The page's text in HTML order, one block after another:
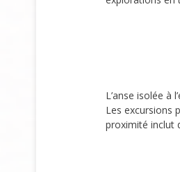
L’anse isolée à
Les excursions
proximité inclut